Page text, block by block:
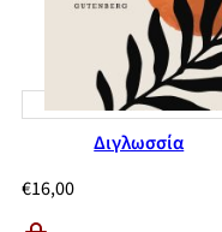
Διγλωσσία
€16,00